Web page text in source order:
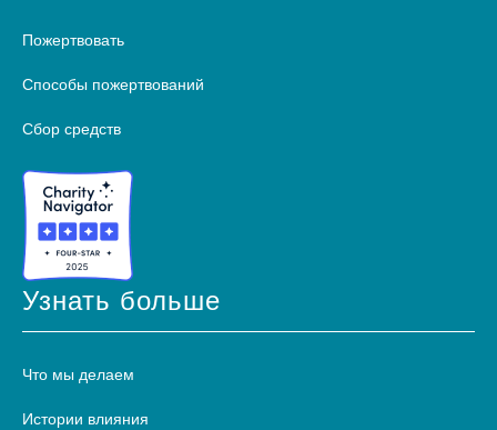
Пожертвовать
Способы пожертвований
Сбор средств
Узнать больше
Что мы делаем
Истории влияния